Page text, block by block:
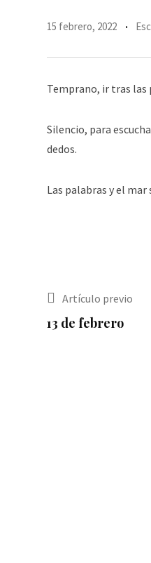
15 febrero, 2022
Temprano, ir tras las
Silencio, para
dedos.
Las palabras y el
Artículo previo
13 de febrero